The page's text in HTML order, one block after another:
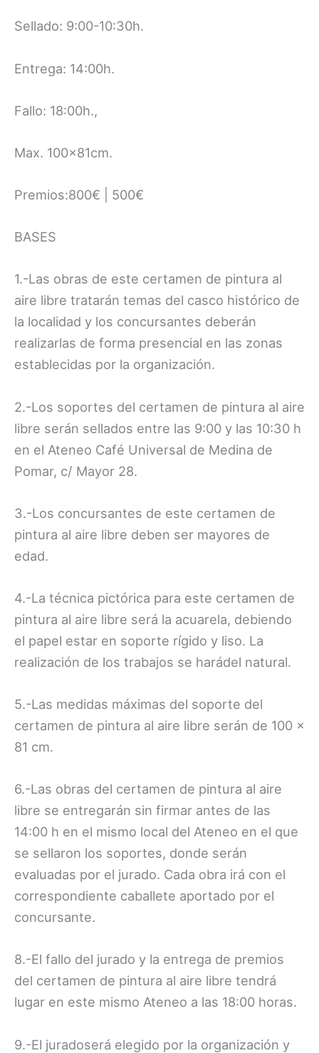
Sellado: 9:00-10:30h.
Entrega: 14:00h.
Fallo: 18:00h.,
Max. 100x81cm.
Premios:800€ | 500€
BASES
1.-Las obras de este certamen de pintura al
aire libre tratarán temas del casco histórico de
la localidad y los concursantes deberán
realizarlas de forma presencial en las zonas
establecidas por la organización.
2.-Los soportes del certamen de pintura al aire
libre serán sellados entre las 9:00 y las 10:30 h
en el Ateneo Café Universal de Medina de
Pomar, c/ Mayor 28.
3.-Los concursantes de este certamen de
pintura al aire libre deben ser mayores de
edad.
4.-La técnica pictórica para este certamen de
pintura al aire libre será la acuarela, debiendo
el papel estar en soporte rígido y liso. La
realización de los trabajos se harádel natural.
5.-Las medidas máximas del soporte del
certamen de pintura al aire libre serán de 100 x
81 cm.
6.-Las obras del certamen de pintura al aire
libre se entregarán sin firmar antes de las
14:00 h en el mismo local del Ateneo en el que
se sellaron los soportes, donde serán
evaluadas por el jurado. Cada obra irá con el
correspondiente caballete aportado por el
concursante.
8.-El fallo del jurado y la entrega de premios
del certamen de pintura al aire libre tendrá
lugar en este mismo Ateneo a las 18:00 horas.
9.-El juradoserá elegido por la organización y